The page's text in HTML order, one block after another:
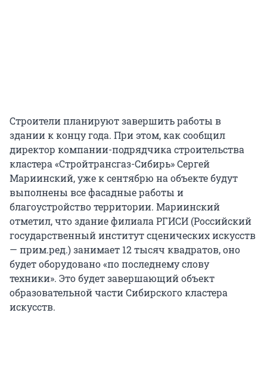
Строители планируют завершить работы в
здании к концу года. При этом, как сообщил
директор компании-подрядчика строительства
кластера «Стройтрансгаз-Сибирь» Сергей
Мариинский, уже к сентябрю на объекте будут
выполнены все фасадные работы и
благоустройство территории. Мариинский
отметил, что здание филиала РГИСИ (Российский
государственный институт сценических искусств
— прим.ред.) занимает 12 тысяч квадратов, оно
будет оборудовано «по последнему слову
техники». Это будет завершающий объект
образовательной части Сибирского кластера
искусств.